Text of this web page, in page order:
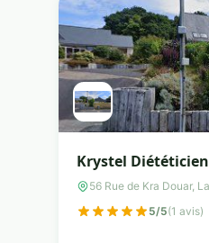
Krystel
56 Rue de Kra Douar,
5/5(1 avis)